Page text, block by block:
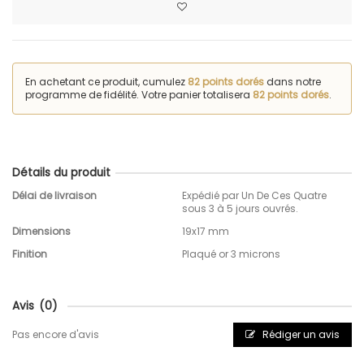
En achetant ce produit, cumulez 82 points dorésdans notre
programme de fidélité. Votre panier totalisera 82 points dorés.
Détails du produit
Délai de livraison
Expédié par Un De Ces Quatre
sous 3 à 5 jours ouvrés.
Dimensions
19x17 mm
Finition
Plaqué or 3 microns
Avis (0)
Pas encore d'avis Rédiger un avis